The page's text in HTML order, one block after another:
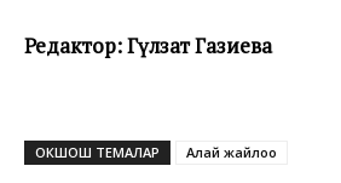
Редактор: Гүлзат Газиева
ОКШОШ ТЕМАЛАР Алай жайлоо